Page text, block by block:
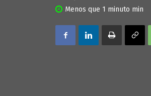
Menos que 1 minuto min